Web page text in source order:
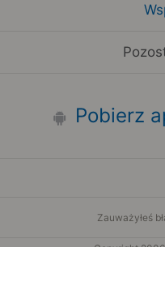
Pobierz
Zauważyłeś
Copyright